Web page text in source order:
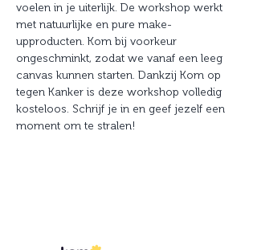
voelen in je uiterlijk. De workshop werkt
met natuurlijke en pure make-
upproducten. Kom bij voorkeur
ongeschminkt, zodat we vanaf een leeg
canvas kunnen starten. Dankzij Kom op
tegen Kanker is deze workshop volledig
kosteloos. Schrijf je in en geef jezelf een
moment om te stralen!